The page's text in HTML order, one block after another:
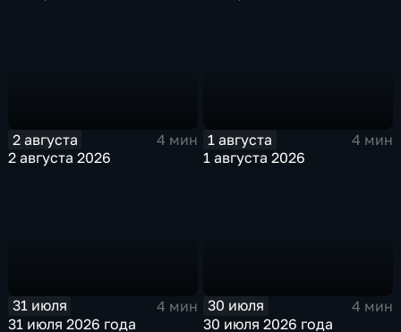
2 августа
4 мин
2 августа 2026
1 августа
4 мин
1 августа 2026
31 июля
4 мин
31 июля 2026 года
30 июля
4 мин
30 июля 2026 года